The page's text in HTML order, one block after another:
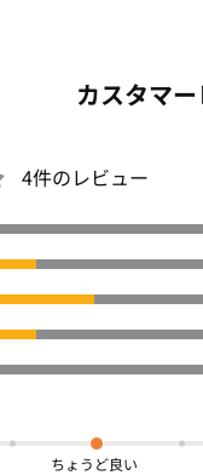
カスタマ
4件のレビュー